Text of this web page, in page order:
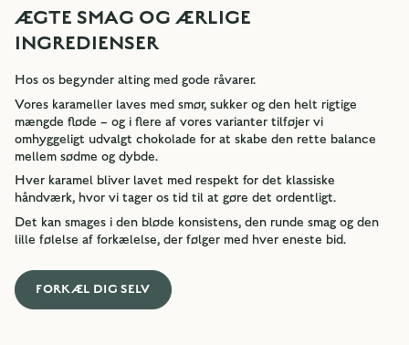
ÆGTE SMAG OG ÆRLIGE
INGREDIENSER
Hos os begynder alting med gode råvarer.
Vores karameller laves med smør, sukker og den helt rigtige
mængde fløde – og i flere af vores varianter tilføjer vi
omhyggeligt udvalgt chokolade for at skabe den rette balance
mellem sødme og dybde.
Hver karamel bliver lavet med respekt for det klassiske
håndværk, hvor vi tager os tid til at gøre det ordentligt.
Det kan smages i den bløde konsistens, den runde smag og den
lille følelse af forkælelse, der følger med hver eneste bid.
FORKÆL DIG SELV